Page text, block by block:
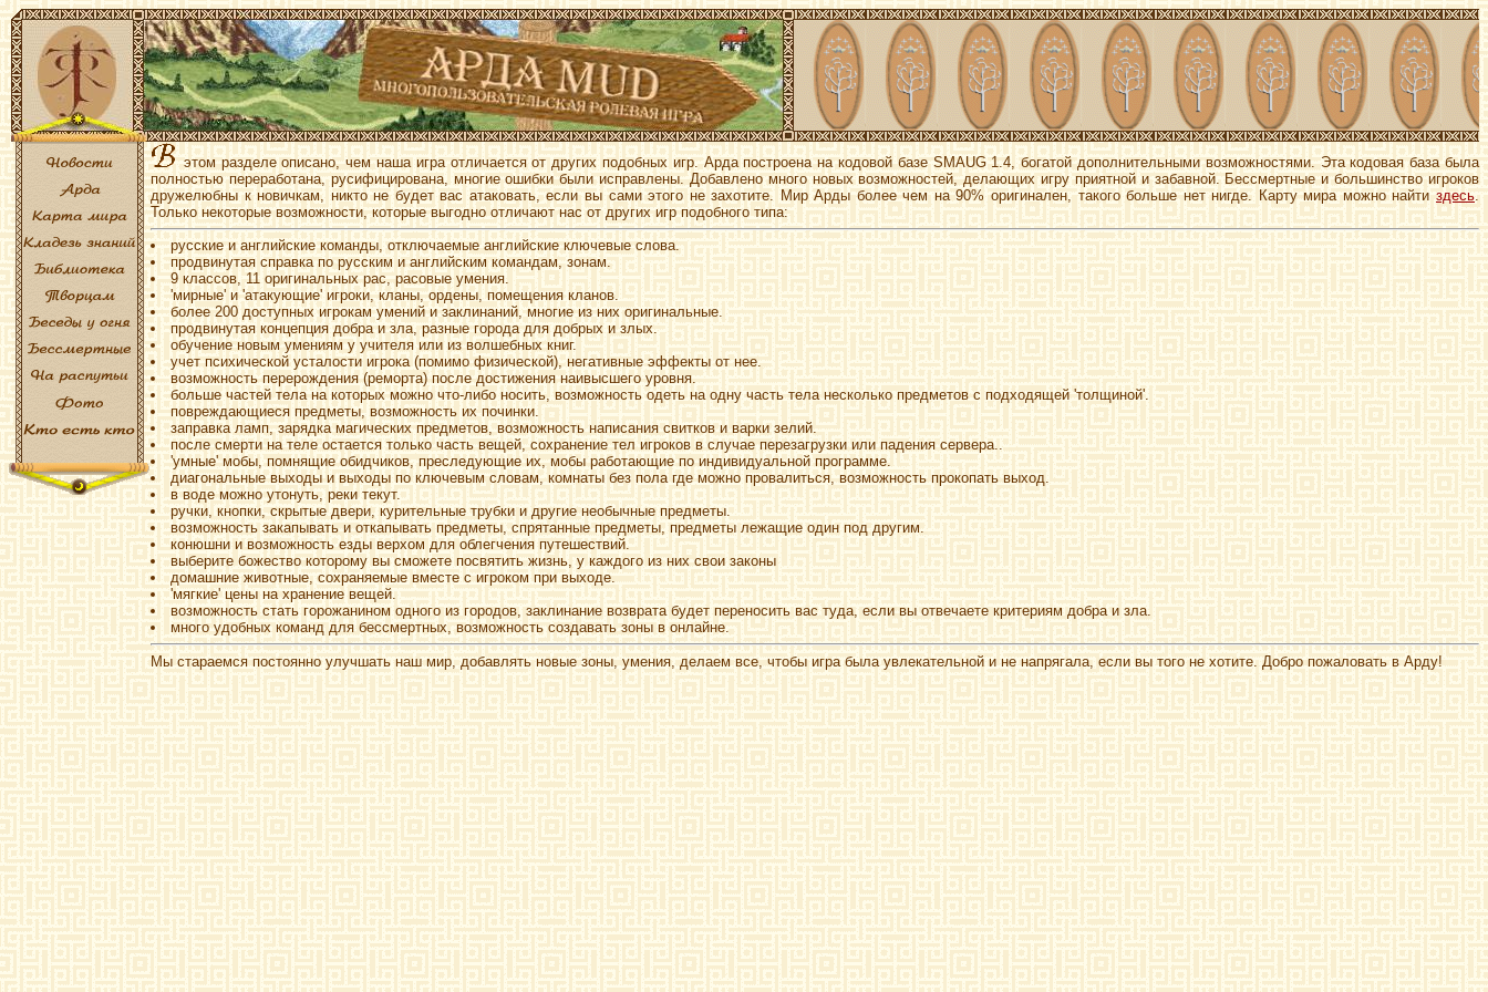
этом разделе описано, чем наша игра отличается от других подобных игр. Арда построена на кодовой базе SMAUG 1.4, богатой дополнительными возможностями. Эта кодовая база была
полностью переработана, русифицирована, многие ошибки были исправлены. Добавлено много новых возможностей, делающих игру приятной и забавной. Бессмертные и большинство игроков
дружелюбны к новичкам, никто не будет вас атаковать, если вы сами этого не захотите. Мир Арды более чем на 90% оригинален, такого больше нет нигде. Карту мира можно найтиздесь.
Только некоторые возможности, которые выгодно отличают нас от других игр подобного типа:
русские и английские команды, отключаемые английские ключевые слова.
продвинутая справка по русским и английским командам, зонам.
9 классов, 11 оригинальных рас, расовые умения.
'мирные' и 'атакующие' игроки, кланы, ордены, помещения кланов.
более 200 доступных игрокам умений и заклинаний, многие из них оригинальные.
продвинутая концепция добра и зла, разные города для добрых и злых.
обучение новым умениям у учителя или из волшебных книг.
учет психической усталости игрока (помимо физической), негативные эффекты от нее.
возможность перерождения (реморта) после достижения наивысшего уровня.
больше частей тела на которых можно что-либо носить, возможность одеть на одну часть тела несколько предметов с подходящей 'толщиной'.
повреждающиеся предметы, возможность их починки.
заправка ламп, зарядка магических предметов, возможность написания свитков и варки зелий.
после смерти на теле остается только часть вещей, сохранение тел игроков в случае перезагрузки или падения сервера..
'умные' мобы, помнящие обидчиков, преследующие их, мобы работающие по индивидуальной программе.
диагональные выходы и выходы по ключевым словам, комнаты без пола где можно провалиться, возможность прокопать выход.
в воде можно утонуть, реки текут.
ручки, кнопки, скрытые двери, курительные трубки и другие необычные предметы.
возможность закапывать и откапывать предметы, спрятанные предметы, предметы лежащие один под другим.
конюшни и возможность езды верхом для облегчения путешествий.
выберите божество которому вы сможете посвятить жизнь, у каждого из них свои законы
домашние животные, сохраняемые вместе с игроком при выходе.
'мягкие' цены на хранение вещей.
возможность стать горожанином одного из городов, заклинание возврата будет переносить вас туда, если вы отвечаете критериям добра и зла.
много удобных команд для бессмертных, возможность создавать зоны в онлайне.
Мы стараемся постоянно улучшать наш мир, добавлять новые зоны, умения, делаем все, чтобы игра была увлекательной и не напрягала, если вы того не хотите. Добро пожаловать в Арду!